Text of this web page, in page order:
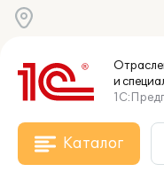
и
Каталог